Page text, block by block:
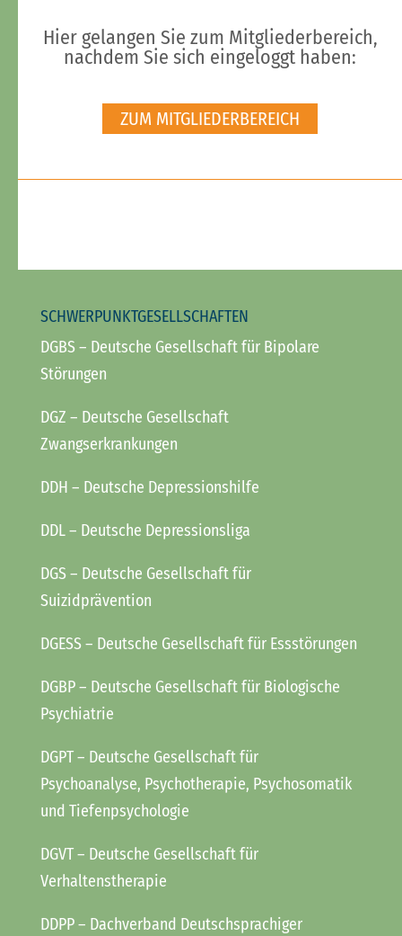
Hier gelangen Sie zum Mitgliederbereich,
nachdem Sie sich eingeloggt haben:
ZUM MITGLIEDERBEREICH
SCHWERPUNKTGESELLSCHAFTEN
DGBS– Deutsche Gesellschaft für Bipolare
Störungen
DGZ – Deutsche Gesellschaft
Zwangserkrankungen
DDH – Deutsche Depressionshilfe
DDL– Deutsche Depressionsliga
DGS– Deutsche Gesellschaft für
Suizidprävention
DGESS– Deutsche Gesellschaft für Essstörungen
DGBP– Deutsche Gesellschaft für Biologische
Psychiatrie
DGPT– Deutsche Gesellschaft für
Psychoanalyse, Psychotherapie, Psychosomatik
und Tiefenpsychologie
DGVT– Deutsche Gesellschaft für
Verhaltenstherapie
DDPP– Dachverband Deutschsprachiger